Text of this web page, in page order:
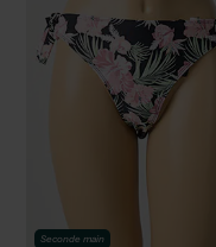
Seconde main